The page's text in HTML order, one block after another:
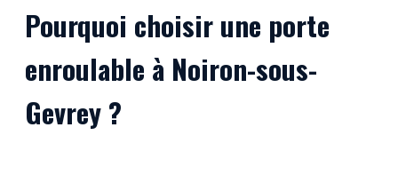
Pourquoi choisir une porte
enroulable à Noiron-sous-
Gevrey ?